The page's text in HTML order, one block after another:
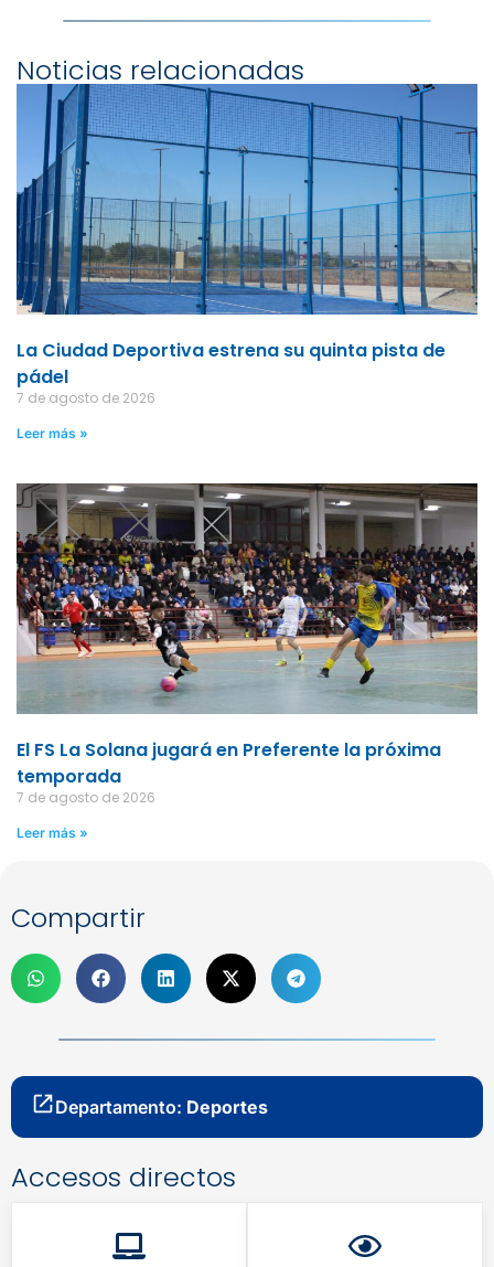
Noticias relacionadas
La Ciudad Deportiva estrena su quinta pista de
pádel
7 de agosto de 2026
Leer más »
El FS La Solana jugará en Preferente la próxima
temporada
7 de agosto de 2026
Leer más »
Compartir
Departamento: Deportes
Accesos directos